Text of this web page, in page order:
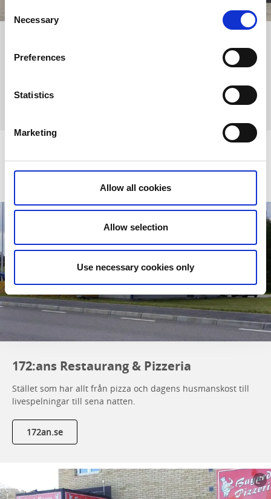
Selection
Necessary
Preferences
Statistics
Marketing
Allow all cookies
Allow selection
Use necessary cookies only
Klassisk Thailändsk restaurang med lunchbuffé, take away
Pizza & lunch
172:ans Restaurang & Pizzeria
Stället som har allt från pizza och dagens husmanskost till
livespelningar till sena natten.
172an.se